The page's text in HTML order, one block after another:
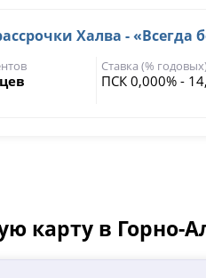
Халва - «Всегда
Ставка (%
ПСК 0,000% -
карту в Горно-